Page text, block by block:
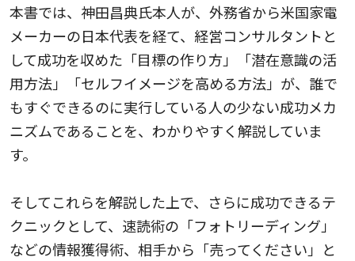
本書では、神田昌典氏本人が、外務省から米国家電
メーカーの日本代表を経て、経営コンサルタントと
して成功を収めた「目標の作り方」「潜在意識の活
用方法」「セルフイメージを高める方法」が、誰で
もすぐできるのに実行している人の少ない成功メカ
ニズムであることを、わかりやすく解説していま
す。
そしてこれらを解説した上で、さらに成功できるテ
クニックとして、速読術の「フォトリーディング」
などの情報獲得術、相手から「売ってください」と